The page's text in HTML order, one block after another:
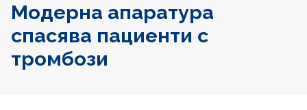
Модерна апаратура
спасява пациенти с
тромбози